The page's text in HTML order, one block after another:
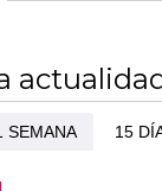
SEMANA 15